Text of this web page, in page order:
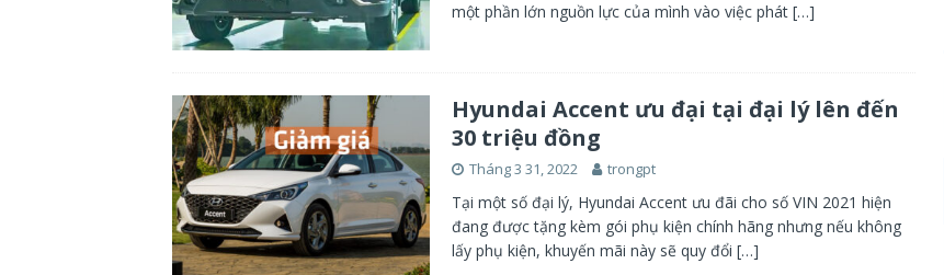
cho khách hàng Ôtô
CHIA SẺ THÔNG TIN
trường Việt Nam
CHIA SẺ THÔNG TIN
một phần lớn nguồn lực của mình vào việc phát […]
Hyundai Accent ưu đại tại đại lý lên đến
30 triệu đồng
Tháng 3 31, 2022 trongpt
Tại một số đại lý, Hyundai Accent ưu đãi cho số VIN 2021 hiện
đang được tặng kèm gói phụ kiện chính hãng nhưng nếu không
lấy phụ kiện, khuyến mãi này sẽ quy đổi […]